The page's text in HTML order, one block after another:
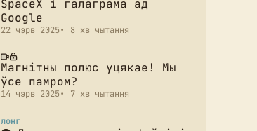
SpaceX і галаграма ад
Google
22 чэрв 2025 8 хв чытання
Магнітны полюс уцякае! Мы
ўсе памром?
14 чэрв 2025 7 хв чытання
лонг